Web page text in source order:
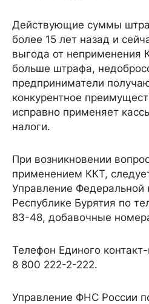
Действующие суммы
более 15 лет назад и
выгода от неприменения
больше штрафа,
предприниматели
конкурентное
исправно применяет
налоги.
При возникновении
применением ККТ,
Управление Федеральной
Республике Бурятия по
83-48, добавочные
Телефон Единого
8 800 222-2-222.
Управление ФНС России